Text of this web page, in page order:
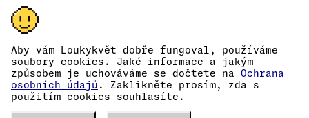
Aby vám Loukykvět dobře fungoval, používáme
soubory cookies. Jaké informace a jakým
způsobem je uchováváme se dočtete na
Ochrana
osobních údajů . Zaklikněte prosím, zda s
použitím cookies souhlasíte.
Polska
Österreich
Deutschland
France
België
Danmark
Eesti
España
© 2016 →
Loukykvět s.r.o. je zapsaný v OR u Městského soudu v Praze, oddíl C,
Jsme zapojeni v Systému sdruženého plněné EKO-KOM pod číslem
EKF00180493.
Pro vydávání RL pasů používáme registrační číslo 0636.
Naše IČ je 05663687, DIČ CZ05663687.
Datová schránka má ID eng827q.
Číslo EORI je CZ05663687.